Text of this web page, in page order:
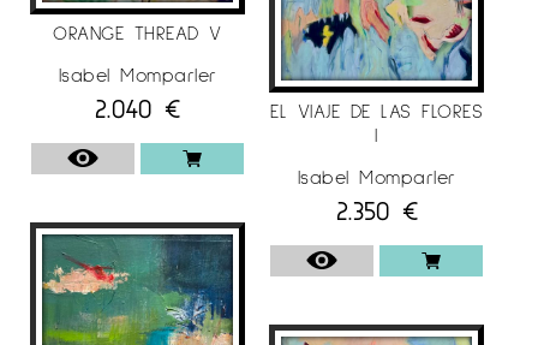
ORANGE THREAD V
Isabel Momparler
2.040 €
EL VIAJE DE LAS FLORES
I
Isabel Momparler
2.350 €